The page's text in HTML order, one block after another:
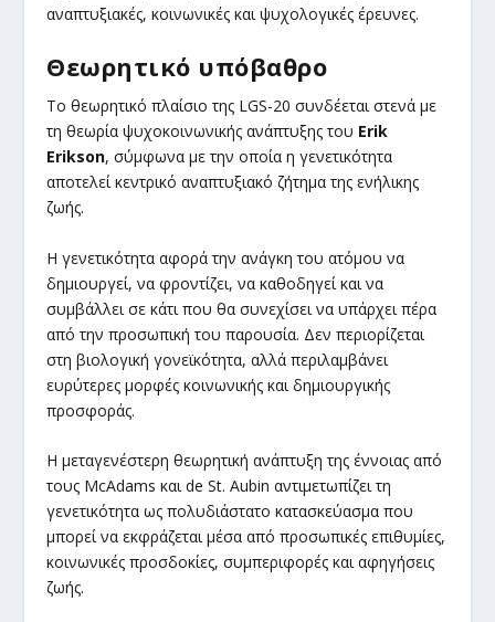
αναπτυξιακές, κοινωνικές και ψυχολογικές έρευνες.
Θεωρητικό υπόβαθρο
Το θεωρητικό πλαίσιο της LGS-20 συνδέεται στενά με
τη θεωρία ψυχοκοινωνικής ανάπτυξης του Erik
Erikson, σύμφωνα με την οποία η γενετικότητα
αποτελεί κεντρικό αναπτυξιακό ζήτημα της ενήλικης
ζωής.
Η γενετικότητα αφορά την ανάγκη του ατόμου να
δημιουργεί, να φροντίζει, να καθοδηγεί και να
συμβάλλει σε κάτι που θα συνεχίσει να υπάρχει πέρα
από την προσωπική του παρουσία. Δεν περιορίζεται
στη βιολογική γονεϊκότητα, αλλά περιλαμβάνει
ευρύτερες μορφές κοινωνικής και δημιουργικής
προσφοράς.
Η μεταγενέστερη θεωρητική ανάπτυξη της έννοιας από
τους McAdams και de St. Aubin αντιμετωπίζει τη
γενετικότητα ως πολυδιάστατο κατασκεύασμα που
μπορεί να εκφράζεται μέσα από προσωπικές επιθυμίες,
κοινωνικές προσδοκίες, συμπεριφορές και αφηγήσεις
ζωής.